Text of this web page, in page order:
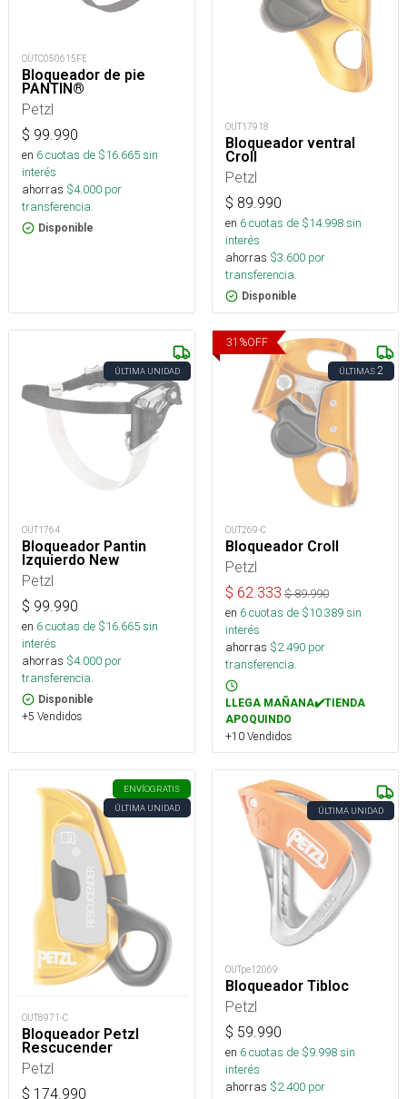
OUTC050615FE
Bloqueador de pie
PANTIN®
Petzl
$ 99.990
en 6cuotas de $16.665sin
interés
ahorras $4.000 por
transferencia.
Disponible
OUT17918
Bloqueador ventral
Croll
Petzl
$ 89.990
en 6cuotas de $14.998sin
interés
ahorras $3.600 por
transferencia.
Disponible
ÚLTIMA UNIDAD
OUT1764
Bloqueador Pantin
Izquierdo New
Petzl
$ 99.990
en 6cuotas de $16.665sin
interés
ahorras $4.000 por
transferencia.
Disponible
+5 Vendidos
31 %OFF
ÚLTIMAS2
OUT269-C
Bloqueador Croll
Petzl
$ 62.333 $89.990
en 6cuotas de $10.389sin
interés
ahorras $2.490 por
transferencia.
LLEGA MAÑANA✔️TIENDA
APOQUINDO
+10 Vendidos
ENVÍOGRATIS
ÚLTIMA UNIDAD
OUT8971-C
Bloqueador Petzl
Rescucender
Petzl
$ 174.990
ÚLTIMA UNIDAD
OUTpe12069
Bloqueador Tibloc
Petzl
$ 59.990
en 6cuotas de $9.998sin
interés
ahorras $2.400 por